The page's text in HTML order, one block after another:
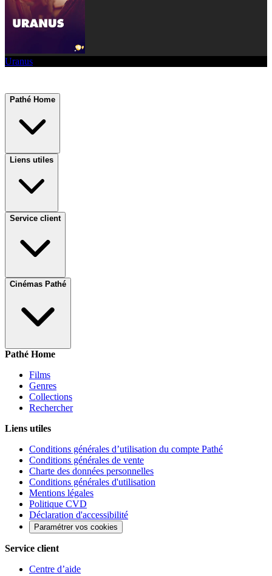
Uranus
Pathé Home
Liens utiles
Service client
Cinémas Pathé
Pathé Home
Films
Genres
Collections
Rechercher
Liens utiles
Conditions générales d’utilisation du compte Pathé
Conditions générales de vente
Charte des données personnelles
Conditions générales d'utilisation
Mentions légales
Politique CVD
Déclaration d'accessibilité
Paramétrer vos cookies
Service client
Centre d’aide